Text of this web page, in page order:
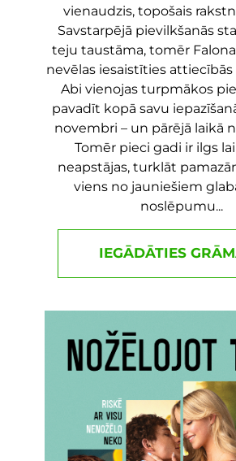
vienaudzis, topošais
Savstarpējā pievilkšanās
teju taustāma, tomēr
nevēlas iesaistīties
Abi vienojas turpmākos
pavadīt kopā savu
novembri – un pārējā laikā
Tomēr pieci gadi ir ilgs
neapstājas, turklāt
viens no jauniešiem
noslēpumu...
IEGĀDĀTIES